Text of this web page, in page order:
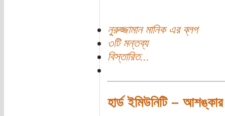
নুরুজ্জামান মানিক এর ব্লগ
৩টি মন্তব্য
বিস্তারিত...
হার্ড ইমিউনিটি – আশঙ্কার